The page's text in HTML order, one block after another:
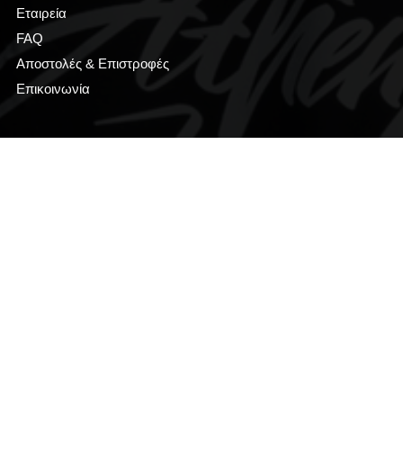
Εταιρεία
FAQ
Αποστολές & Επιστροφές
Επικοινωνία